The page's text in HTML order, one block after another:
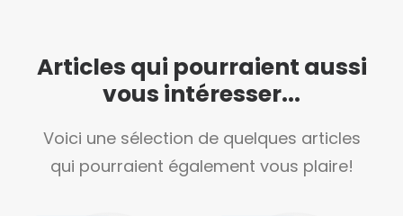
Articles qui pourraient aussi
vous intéresser...
Voici une sélection de quelques articles
qui pourraient également vous plaire!